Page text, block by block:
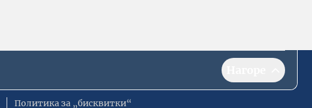
Политика за „бисквитки“